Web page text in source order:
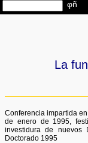
La
Conferencia impartida
de enero de 1995,
investidura de nuevos
Doctorado 1995